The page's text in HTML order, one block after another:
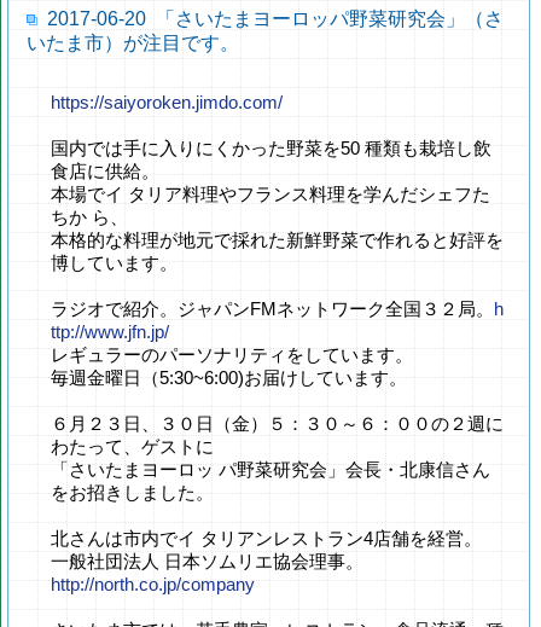
2017-06-20 「さいたまヨーロッパ野菜研究会」（さ
いたま市）が注目です。
https://saiyoroken.jimdo.com/
国内では手に入りにくかった野菜を50 種類も栽培し飲
食店に供給。
本場でイ タリア料理やフランス料理を学んだシェフた
ちか ら、
本格的な料理が地元で採れた新鮮野菜で作れると好評を
博しています。
ラジオで紹介。ジャパンFMネットワーク全国３２局。 h
ttp://www.jfn.jp/
レギュラーのパーソナリティをしています。
毎週金曜日（5:30~6:00)お届けしています。
６月２３日、３０日（金）５：３０～６：００の２週に
わたって、ゲストに
「さいたまヨーロッ パ野菜研究会」会長・北康信さん
をお招きしました。
北さんは市内でイ タリアンレストラン4店舗を経営。
一般社団法人 日本ソムリエ協会理事。
http://north.co.jp/company